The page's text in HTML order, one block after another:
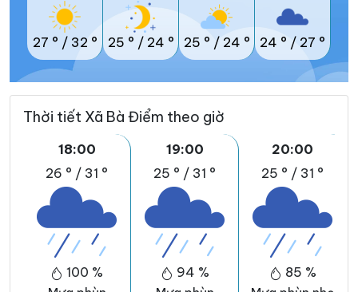
27 ° / 32 ° 25 ° / 24 ° 25 ° / 24 ° 24 ° / 27 °
Thời tiết Xã Bà Điểm theo giờ
18:00
26 ° / 31 °
100 %
19:00
25 ° / 31 °
94 %
20:00
25 ° / 31 °
85 %